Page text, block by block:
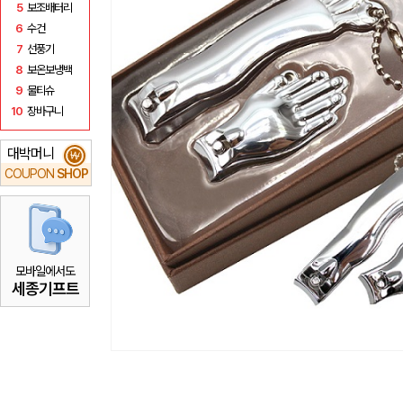
5 보조배터리
6 수건
7 선풍기
8 보온보냉백
9 물티슈
10 장바구니
대박머니
COUPON SHOP
₩
모바일에서도
세종기프트